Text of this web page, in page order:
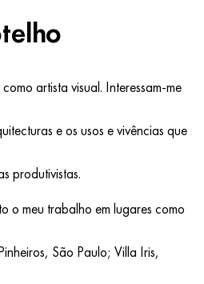
artista visual. Interessam-me
e os usos e vivências que
produtivistas.
o meu trabalho em lugares como
São Paulo; Villa Iris,